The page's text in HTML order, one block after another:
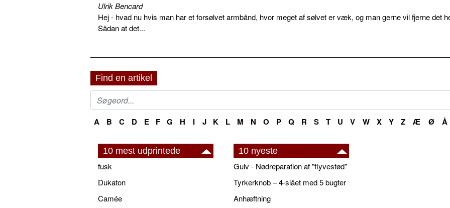
Ulrik Bencard
Hej - hvad nu hvis man har et forsølvet armbånd, hvor meget af sølvet er væk, og man gerne vil fjerne det
Sådan at det...
Find en artikel
A B C D E F G H I J K L M N O P Q R S T U V W X Y Z Æ Ø Å
10 mest udprintede
fusk
Dukaton
Camée
10 nyeste
Gulv - Nødreparation af "flyvestød"
Tyrkerknob – 4-slået med 5 bugter
Anhæftning